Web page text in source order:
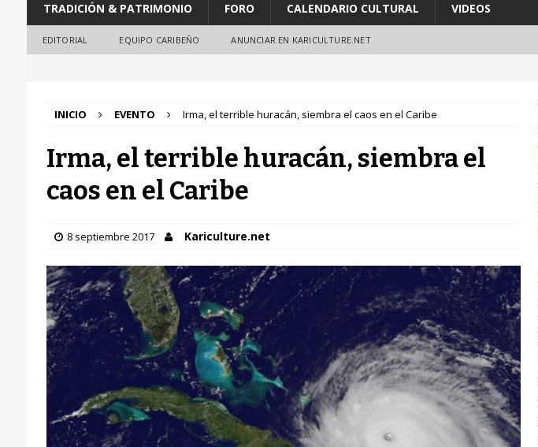
TRADICIÓN & PATRIMONIO FORO CALENDARIO CULTURAL VIDEOS
EDITORIAL EQUIPO CARIBEÑO ANUNCIAR EN KARICULTURE.NET
INICIO EVENTO Irma, el terrible huracán, siembra el caos en el Caribe
Irma, el terrible huracán, siembra el
caos en el Caribe
8 septiembre 2017 Kariculture.net